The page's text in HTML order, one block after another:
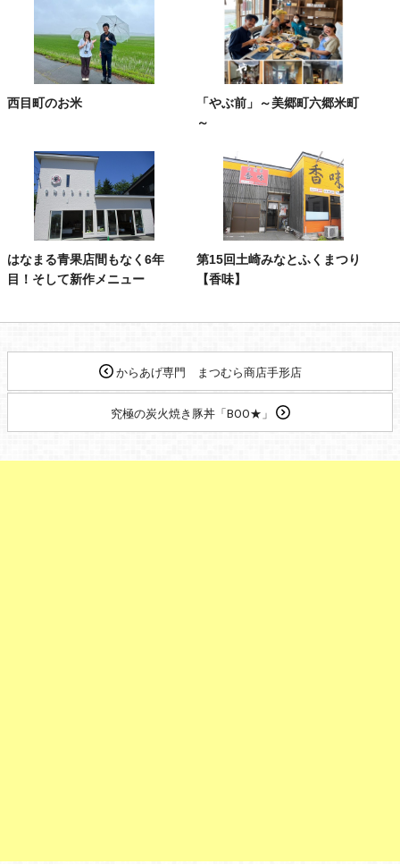
西目町のお米
「やぶ前」～美郷町六郷米町
～
はなまる青果店間もなく6年
目！そして新作メニュー
第15回土崎みなとふくまつり
【香味】
からあげ専門 まつむら商店手形店
究極の炭火焼き豚丼「BOO★」